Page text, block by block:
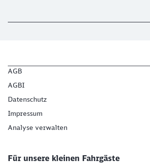
AGB
AGBI
Datenschutz
Impressum
Analyse verwalten
Für unsere kleinen Fahrgäste